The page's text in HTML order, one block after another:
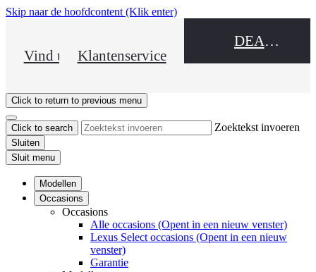
Skip naar de hoofdcontent (Klik enter)
Vind uw dealerKlantenservice
DEALER NAME
Click to return to previous menu
Click to search Zoektekst invoeren
Sluiten
Sluit menu
Modellen
Occasions
Occasions
Alle occasions (Opent in een nieuw venster)
Lexus Select occasions (Opent in een nieuw
venster)
Garantie